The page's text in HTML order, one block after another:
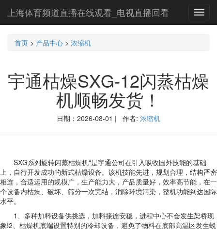
上海体育频道直播在线观看_电视直播回看
首页 > 产品中心 > 浓缩机
宇通枯燥SXG-12闪蒸枯燥
机顺畅发货！
日期：2026-08-01 | 作者: 浓缩机
SXG系列旋转闪蒸枯燥机“是宇通公司在引入吸收国外技能的基础
上，自行开发成功的新式枯燥设备。该机技能先进，规划合理，结构严密
相连，合适运用的规模广，生产能力大，产品质量好，效率高节能，在一
个设备内枯燥、破坏、筛分一次完结，消除环境污染，整机功能到达国际
水平。
1、多种加料设备供挑选，加料接连安稳，进程中心不会发生架桥现
象!2、枯燥机底端设置特别的冷却设备，避免了物料在底部高温区发生蜕